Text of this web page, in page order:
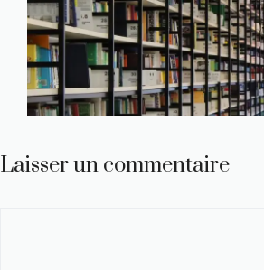
Laisser un commentaire